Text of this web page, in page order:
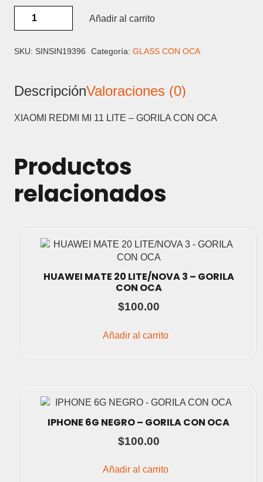
REDMI
11
GORILA
OCA
Añadir al carrito
SKU: SINSIN19396 Categoría: GLASS CON OCA
DescripciónValoraciones (0)
XIAOMI REDMI MI 11 LITE – GORILA CON OCA
Productos
relacionados
HUAWEI MATE 20 LITE/NOVA 3 – GORILA
CON OCA
$100.00
Añadir al carrito
IPHONE 6G NEGRO – GORILA CON OCA
$100.00
Añadir al carrito